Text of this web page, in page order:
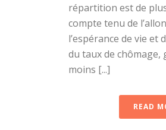
répartition est de
compte tenu de
l’espérance de vie et
du taux de chômage,
moins [...]
READ